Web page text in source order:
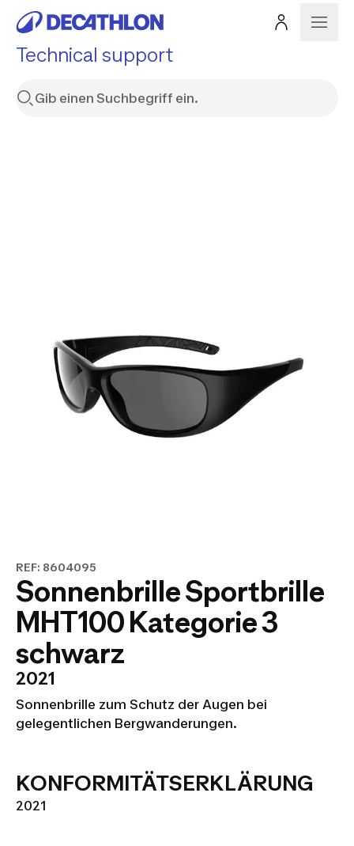
Technical support
REF: 8604095
Sonnenbrille Sportbrille
MHT100 Kategorie 3
schwarz
2021
Sonnenbrille zum Schutz der Augen bei
gelegentlichen Bergwanderungen.
KONFORMITÄTSERKLÄRUNG
2021